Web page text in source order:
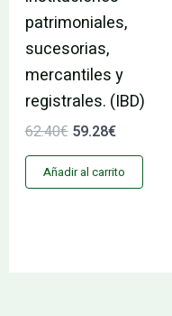
patrimoniales,
sucesorias,
mercantiles y
registrales. (IBD)
62.40€ 59.28€
Añadir al carrito